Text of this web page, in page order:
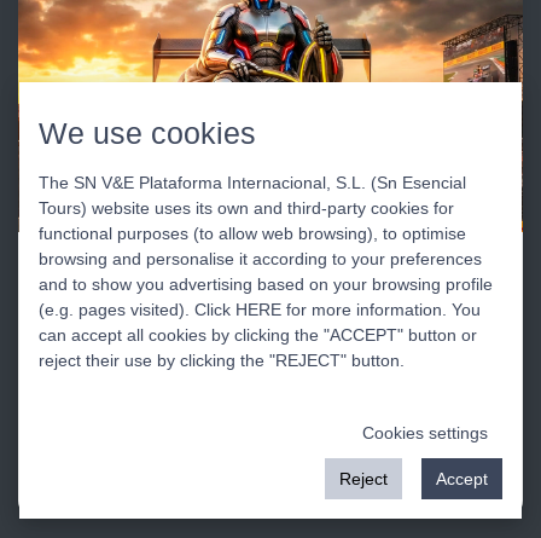
XPORTS TRAVEL
F1 llega a Madrid del 11 al 13 de septiembre 2026
El Gran Premio de Fórmula 1 de Madrid se perfila como
del recinto ferial IFEMA con zonas urbanas adaptadas
para ofrecer un trazado técnico, rápido y espectacular.
We use cookies
The SN V&E Plataforma Internacional, S.L. (Sn Esencial
Tours) website uses its own and third-party cookies for
functional purposes (to allow web browsing), to optimise
browsing and personalise it according to your preferences
and to show you advertising based on your browsing profile
(e.g. pages visited). Click HERE for more information. You
can accept all cookies by clicking the "ACCEPT" button or
reject their use by clicking the "REJECT" button.
Cookies settings
Reject Accept